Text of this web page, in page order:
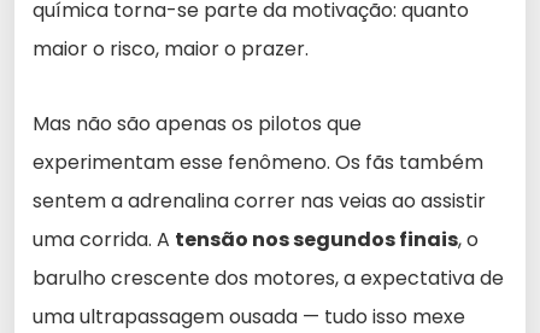
química torna-se parte da motivação: quanto
maior o risco, maior o prazer.
Mas não são apenas os pilotos que
experimentam esse fenômeno. Os fãs também
sentem a adrenalina correr nas veias ao assistir
uma corrida. A tensão nos segundos finais, o
barulho crescente dos motores, a expectativa de
uma ultrapassagem ousada — tudo isso mexe